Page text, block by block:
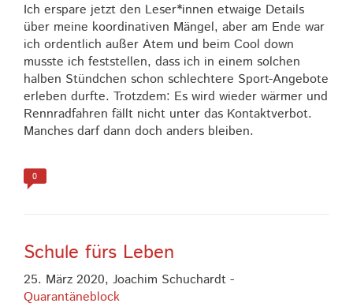
Ich erspare jetzt den Leser*innen etwaige Details
über meine koordinativen Mängel, aber am Ende war
ich ordentlich außer Atem und beim Cool down
musste ich feststellen, dass ich in einem solchen
halben Stündchen schon schlechtere Sport-Angebote
erleben durfte. Trotzdem: Es wird wieder wärmer und
Rennradfahren fällt nicht unter das Kontaktverbot.
Manches darf dann doch anders bleiben.
0
Schule fürs Leben
25. März 2020, Joachim Schuchardt -
Quarantäneblock